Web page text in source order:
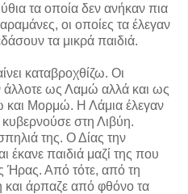
τα οποία δεν ανήκαν πια
οι οποίες τα έλεγαν
τα μικρά παιδιά.
καταβροχθίζω. Οι
άλλοτε ως Λαμώ αλλά και ως
Μορμώ. Η Λάμια έλεγαν
στη Λιβύη.
της. Ο Δίας την
έκανε παιδιά μαζί της που
Ήρας. Από τότε, από τη
και άρπαζε από φθόνο τα